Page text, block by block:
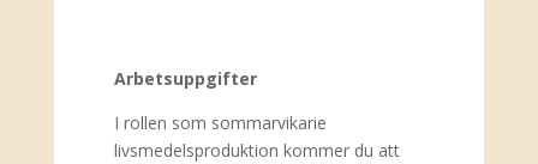
Arbetsuppgifter
I rollen som sommarvikarie
livsmedelsproduktion kommer du att